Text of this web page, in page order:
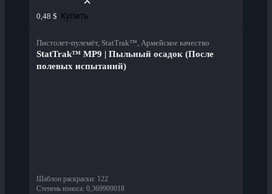
0,48 $ Купить
Пистолет-пулемёт, StatTrak™, Армейское качество
StatTrak™ MP9 | Пыльный осадок (После
полевых испытаний)
Шаблон раскраски: 122
Степень износа: 0,369909018